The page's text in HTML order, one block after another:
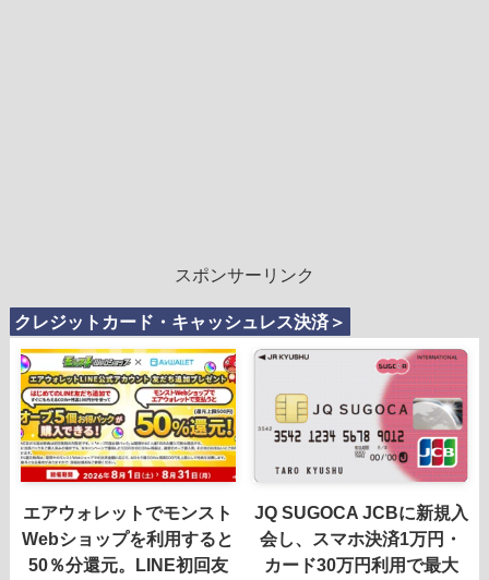
スポンサーリンク
クレジットカード・キャッシュレス決済＞
エアウォレットでモンスト
Webショップを利用すると
50％分還元。LINE初回友
JQ SUGOCA JCBに新規入
会し、スマホ決済1万円・
カード30万円利用で最大